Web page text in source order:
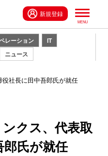
新規登録
レーション
IT
ニュース
社長に田中吾郎氏が就任
クス、代表取
氏が就任